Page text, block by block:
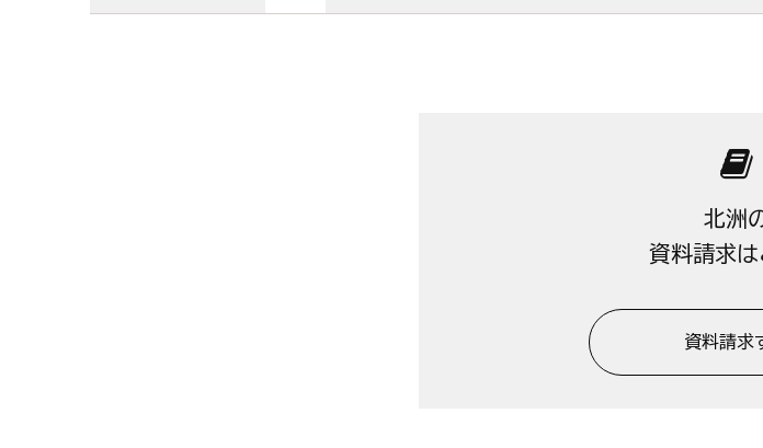
北洲
資料請求は
資料請求